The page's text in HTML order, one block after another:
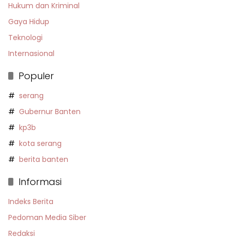
Hukum dan Kriminal
Gaya Hidup
Teknologi
Internasional
Populer
serang
Gubernur Banten
kp3b
kota serang
berita banten
Informasi
Indeks Berita
Pedoman Media Siber
Redaksi